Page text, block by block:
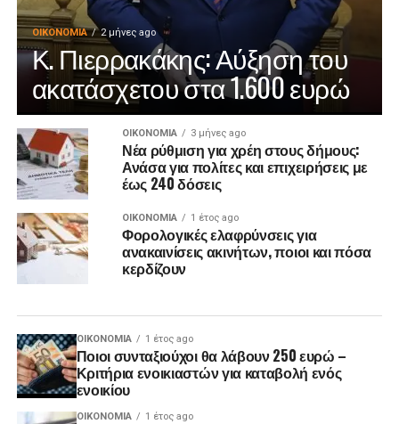
ΟΙΚΟΝΟΜΊΑ 2 μήνες ago
Κ. Πιερρακάκης: Αύξηση του
ακατάσχετου στα 1.600 ευρώ
ΟΙΚΟΝΟΜΊΑ 3 μήνες ago
Νέα ρύθμιση για χρέη στους δήμους:
Ανάσα για πολίτες και επιχειρήσεις με
έως 240 δόσεις
ΟΙΚΟΝΟΜΊΑ 1 έτος ago
Φορολογικές ελαφρύνσεις για
ανακαινίσεις ακινήτων, ποιοι και πόσα
κερδίζουν
ΟΙΚΟΝΟΜΊΑ 1 έτος ago
Ποιοι συνταξιούχοι θα λάβουν 250 ευρώ –
Κριτήρια ενοικιαστών για καταβολή ενός
ενοικίου
ΟΙΚΟΝΟΜΊΑ 1 έτος ago